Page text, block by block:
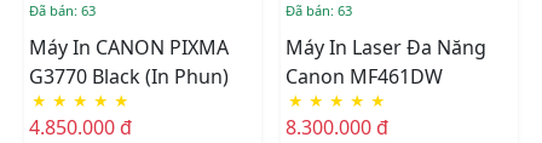
Đã bán: 63
Máy In CANON PIXMA
G3770 Black (In Phun)
★ ★ ★ ★ ★
4.850.000 đ
Đã bán: 63
Máy In Laser Đa Năng
Canon MF461DW
★ ★ ★ ★ ★
8.300.000 đ